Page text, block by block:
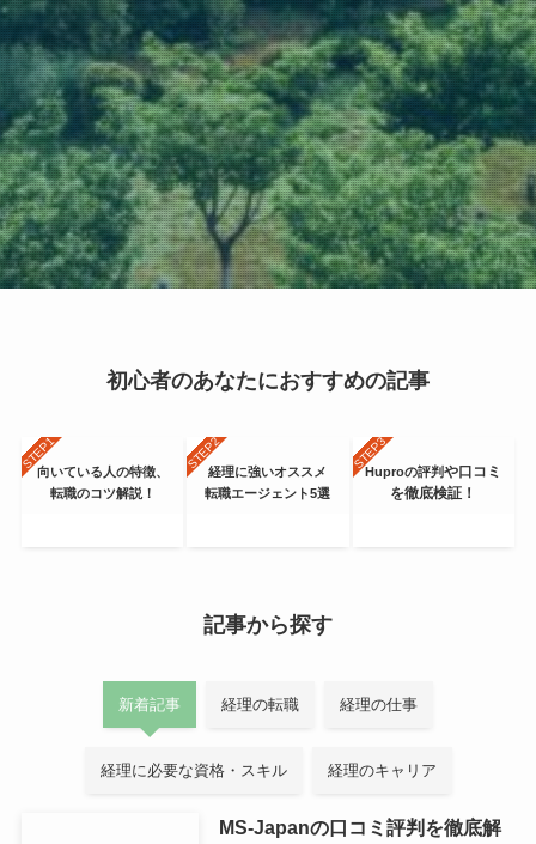
初心者のあなたにおすすめの記事
向いている人の特徴、
転職のコツ解説！
経理に強いオススメ
転職エージェント5選
Huproの評判や口コミ
を徹底検証！
記事から探す
新着記事 経理の転職 経理の仕事
経理に必要な資格・スキル 経理のキャリア
MS-Japanの口コミ評判を徹底解